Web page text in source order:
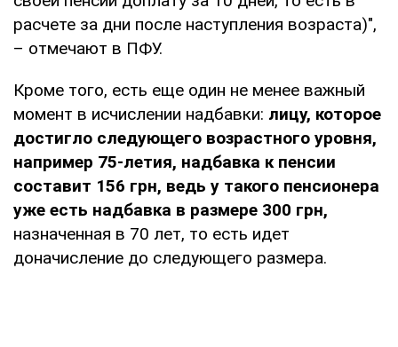
расчете за дни после наступления возраста)",
– отмечают в ПФУ.
Кроме того, есть еще один не менее важный
момент в исчислении надбавки: лицу, которое
достигло следующего возрастного уровня,
например 75-летия, надбавка к пенсии
составит 156 грн, ведь у такого пенсионера
уже есть надбавка в размере 300 грн,
назначенная в 70 лет, то есть идет
доначисление до следующего размера.